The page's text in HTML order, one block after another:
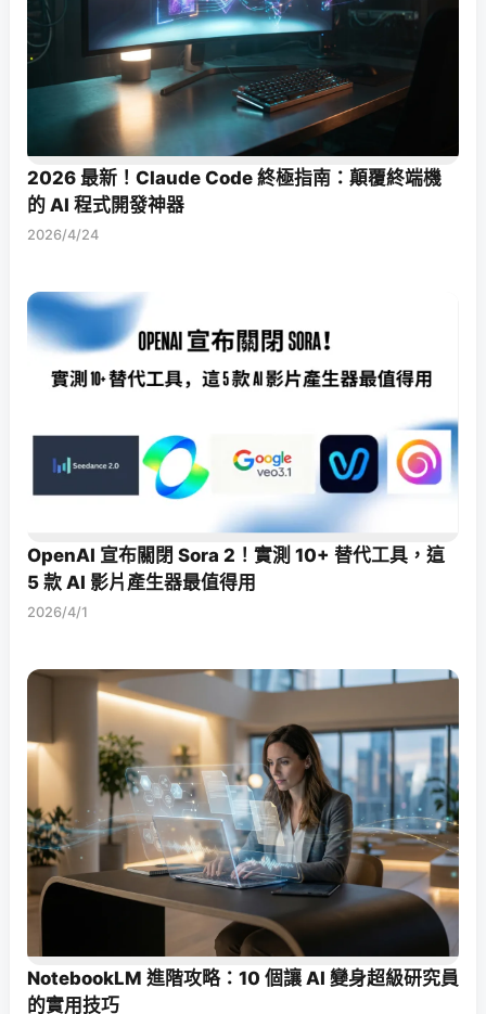
2026 最新！Claude Code 終極指南：顛覆終端機
的 AI 程式開發神器
2026/4/24
OpenAI 宣布關閉 Sora 2！實測 10+ 替代工具，這
5 款 AI 影片產生器最值得用
2026/4/1
NotebookLM 進階攻略：10 個讓 AI 變身超級研究員
的實用技巧